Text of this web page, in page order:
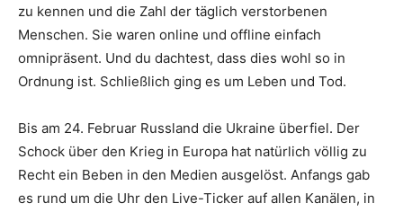
zu kennen und die Zahl der täglich verstorbenen
Menschen. Sie waren online und offline einfach
omnipräsent. Und du dachtest, dass dies wohl so in
Ordnung ist. Schließlich ging es um Leben und Tod.
Bis am 24. Februar Russland die Ukraine überfiel. Der
Schock über den Krieg in Europa hat natürlich völlig zu
Recht ein Beben in den Medien ausgelöst. Anfangs gab
es rund um die Uhr den Live-Ticker auf allen Kanälen, in